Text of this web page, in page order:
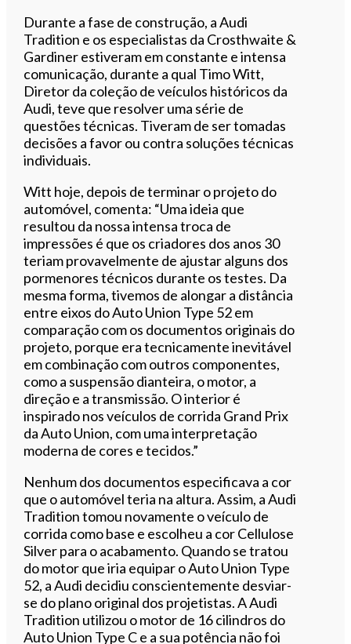
Durante a fase de construção, a Audi
Tradition e os especialistas da Crosthwaite &
Gardiner estiveram em constante e intensa
comunicação, durante a qual Timo Witt,
Diretor da coleção de veículos históricos da
Audi, teve que resolver uma série de
questões técnicas. Tiveram de ser tomadas
decisões a favor ou contra soluções técnicas
individuais.
Witt hoje, depois de terminar o projeto do
automóvel, comenta: “Uma ideia que
resultou da nossa intensa troca de
impressões é que os criadores dos anos 30
teriam provavelmente de ajustar alguns dos
pormenores técnicos durante os testes. Da
mesma forma, tivemos de alongar a distância
entre eixos do Auto Union Type 52 em
comparação com os documentos originais do
projeto, porque era tecnicamente inevitável
em combinação com outros componentes,
como a suspensão dianteira, o motor, a
direção e a transmissão. O interior é
inspirado nos veículos de corrida Grand Prix
da Auto Union, com uma interpretação
moderna de cores e tecidos.”
Nenhum dos documentos especificava a cor
que o automóvel teria na altura. Assim, a Audi
Tradition tomou novamente o veículo de
corrida como base e escolheu a cor Cellulose
Silver para o acabamento. Quando se tratou
do motor que iria equipar o Auto Union Type
52, a Audi decidiu conscientemente desviar-
se do plano original dos projetistas. A Audi
Tradition utilizou o motor de 16 cilindros do
Auto Union Type C e a sua potência não foi